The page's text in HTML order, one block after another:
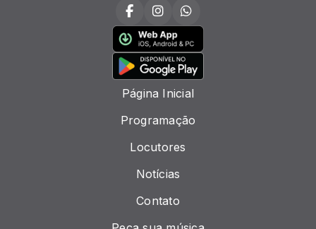
Página Inicial
Programação
Locutores
Notícias
Contato